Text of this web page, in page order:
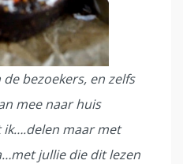
de bezoekers, en zelfs
mee naar huis
maar met
jullie die dit lezen